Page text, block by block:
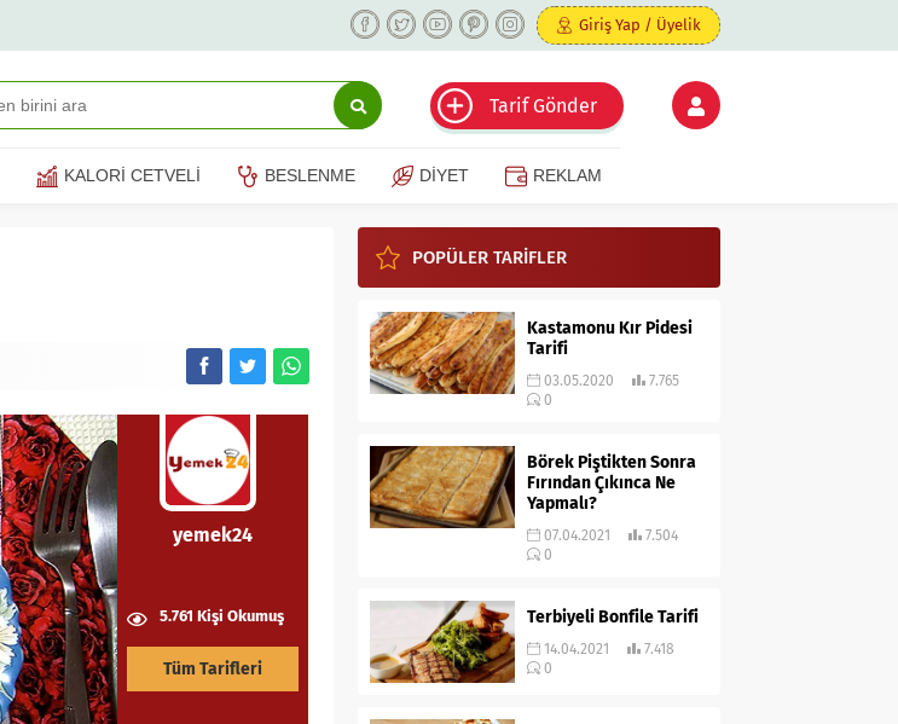
Giriş Yap / Üyelik
Tarif Gönder
KALORİ CETVELİ BESLENME DİYET REKLAM
yemek24
5.761 Kişi Okumuş
Tüm Tarifleri
POPÜLER TARİFLER
Kastamonu Kır Pidesi
Tarifi
03.05.2020
7.765
0
Börek Piştikten Sonra
Fırından Çıkınca Ne
Yapmalı?
07.04.2021
7.504
0
Terbiyeli Bonfile Tarifi
14.04.2021
7.418
0